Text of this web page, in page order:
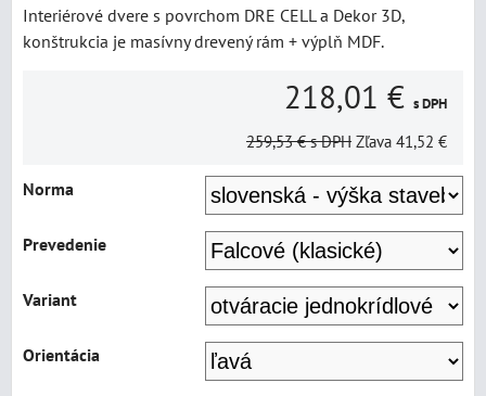
Interiérové dvere s povrchom DRE CELL a Dekor 3D,
konštrukcia je masívny drevený rám + výplň MDF.
218,01 € s DPH
259,53 € s DPH Zľava 41,52 €
Norma
Prevedenie
Variant
Orientácia